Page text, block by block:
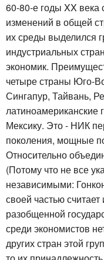
60-80-е годы XX века
изменений в общей
их среды выделился
индустриальных
экономик.
четыре страны Юго-
Сингапур, Тайвань,
латиноамериканские
Мексику. Это - НИК
поколения, мощные
Относительно
(Потому что не все
независимыми:
своей частью
разобщенной
среди экономистов
других стран этой